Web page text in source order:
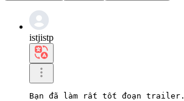
istjistp
Bạn đã làm rất tốt đoạn trailer.